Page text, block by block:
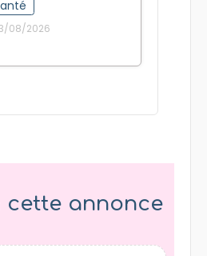
08/2026
cette annonce